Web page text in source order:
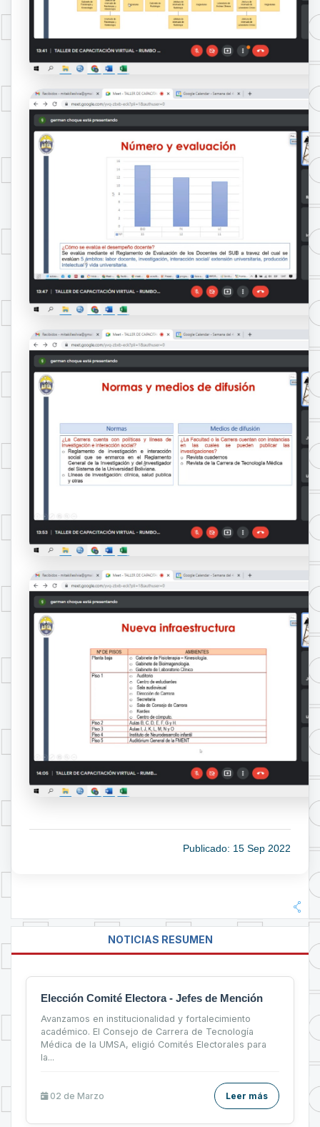
Publicado: 15 Sep 2022
NOTICIAS RESUMEN
Elección Comité Electora - Jefes de Mención
Avanzamos en institucionalidad y fortalecimiento
académico. El Consejo de Carrera de Tecnología
Médica de la UMSA, eligió Comités Electorales para
la...
02 de Marzo Leer más